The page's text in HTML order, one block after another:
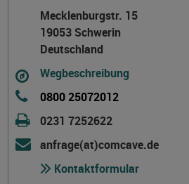
Mecklenburgstr. 15
19053 Schwerin
Deutschland
Wegbeschreibung
0800 25072012
0231 7252622
anfrage(at)comcave.de
Kontaktformular